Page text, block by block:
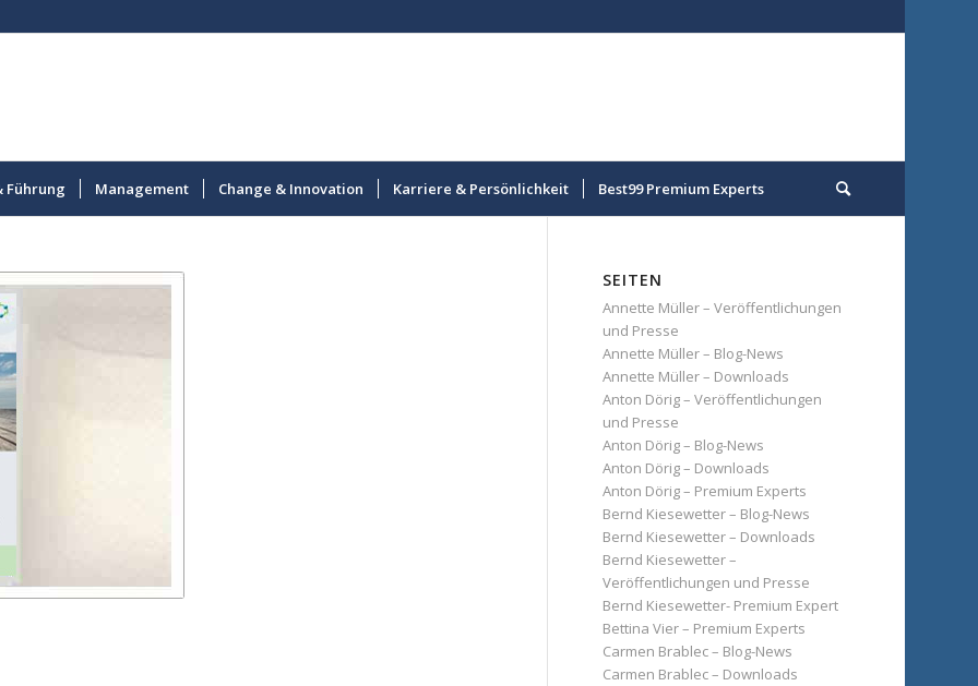
Führung Management Change & Innovation Karriere & Persönlichkeit Best99 Premium Experts
SEITEN
Annette Müller – Veröffentlichungen
und Presse
Annette Müller – Blog-News
Annette Müller – Downloads
Anton Dörig – Veröffentlichungen
und Presse
Anton Dörig – Blog-News
Anton Dörig – Downloads
Anton Dörig – Premium Experts
Bernd Kiesewetter – Blog-News
Bernd Kiesewetter – Downloads
Bernd Kiesewetter –
Veröffentlichungen und Presse
Bernd Kiesewetter- Premium Expert
Bettina Vier – Premium Experts
Carmen Brablec – Blog-News
Carmen Brablec – Downloads